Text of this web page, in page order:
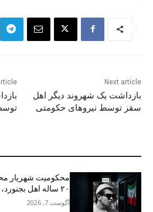
Next article
بازداشت یک شهروند دیگر اهل
سقز توسط نیروهای حکومتی
محکومیت شهریار
۲۰ ساله اهل بجنورد، به دو سال حبس تعزیری
آگوست 7, 2026